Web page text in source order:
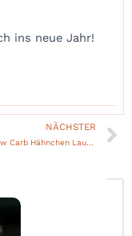
ins neue Jahr!
NÄCHSTER
Deftiger Low Carb Hähnchen Lauch Auflauf